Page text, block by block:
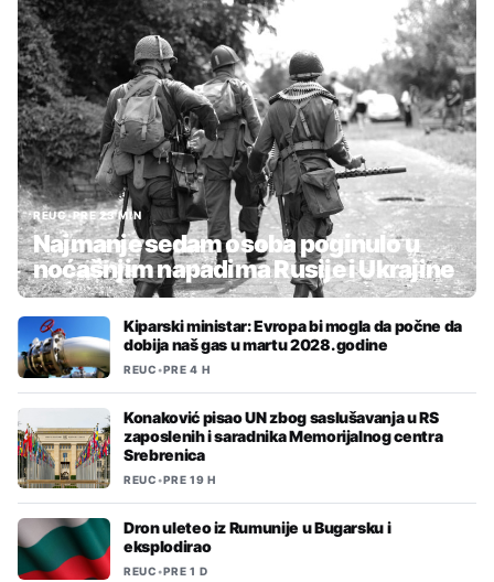
REUC•PRE 23 MIN
Najmanje sedam osoba poginulo u
noćašnjim napadima Rusije i Ukrajine
Kiparski ministar: Evropa bi mogla da počne da
dobija naš gas u martu 2028. godine
REUC•PRE 4 H
Konaković pisao UN zbog saslušavanja u RS
zaposlenih i saradnika Memorijalnog centra
Srebrenica
REUC•PRE 19 H
Dron uleteo iz Rumunije u Bugarsku i
eksplodirao
REUC•PRE 1 D